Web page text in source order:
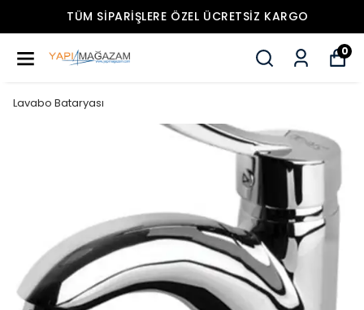
TÜM SIPARIŞLERE ÖZEL ÜCRETSIZ KARGO
0
Lavabo Bataryası